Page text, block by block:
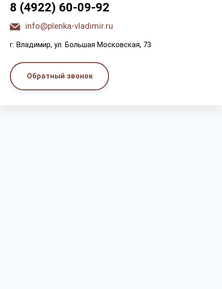
8 (4922) 60-09-92
info@plenka-vladimir.ru
г. Bлaдимиp, yл. Бoльшaя Мocкoвcкaя, 73
Обратный звонок